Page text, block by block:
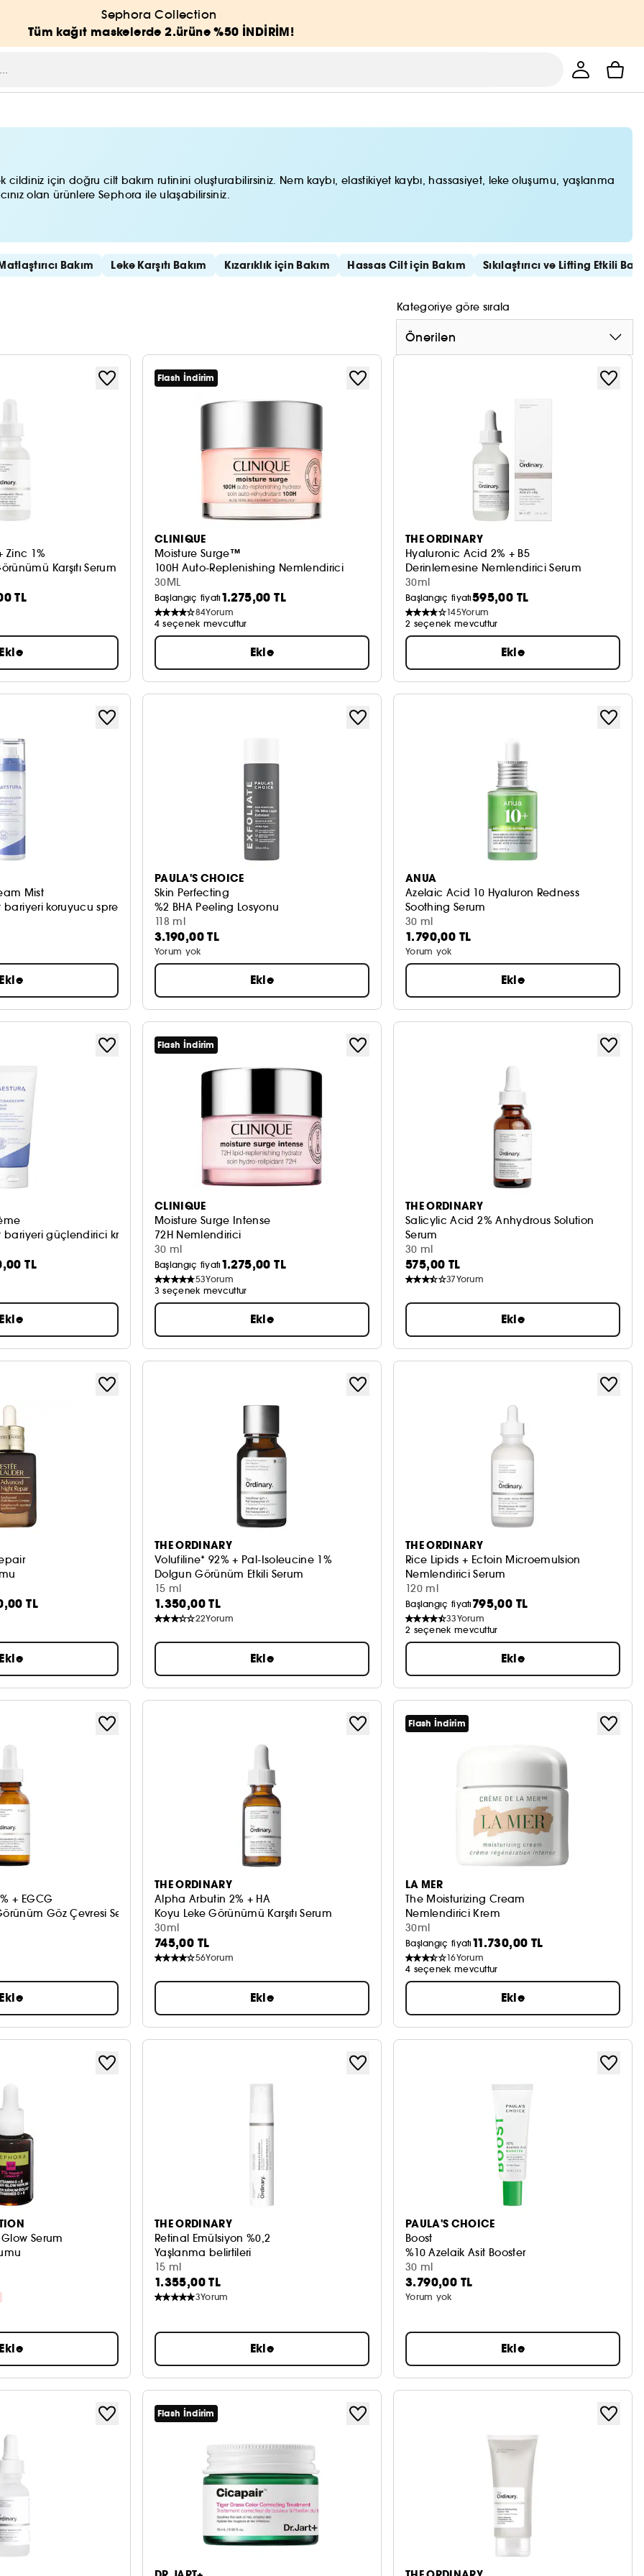
Sephora Collection
Tüm kağıt maskelerde 2.ürüne %50 İNDİRİM!
için doğru cilt bakım rutinini oluşturabilirsiniz. Nem kaybı, elastikiyet kaybı, hassasiyet, leke oluşumu, yaşlanma
olan ürünlere Sephora ile ulaşabilirsiniz.
Bakım Leke Karşıtı Bakım Kızarıklık için Bakım Hassas Cilt için Bakım Sıkılaştırıcı ve Lifting Etkili
Kategoriye göre sırala
Önerilen
Zinc 1%
Karşıtı Serum
TL
Ekle
Flash İndirim
CLINIQUE
Moisture Surge™
100H Auto-Replenishing Nemlendirici
30ML
Başlangıç fiyatı 1.275,00 TL
84Yorum
4 seçenek mevcuttur
Ekle
THE ORDINARY
Hyaluronic Acid 2% + B5
Derinlemesine Nemlendirici Serum
30ml
Başlangıç fiyatı595,00 TL
145Yorum
2 seçenek mevcuttur
Ekle
Mist
koruyucu sprey
Ekle
PAULA'S CHOICE
Skin Perfecting
%2 BHA Peeling Losyonu
118 ml
3.190,00 TL
Yorum yok
Ekle
ANUA
Azelaic Acid 10 Hyaluron Redness
Soothing Serum
Kusur Karşıtı Serum
30 ml
1.790,00 TL
Yorum yok
Ekle
güçlendirici krem
TL
Ekle
Flash İndirim
CLINIQUE
Moisture Surge Intense
72H Nemlendirici
30 ml
Başlangıç fiyatı 1.275,00 TL
53Yorum
3 seçenek mevcuttur
Ekle
THE ORDINARY
Salicylic Acid 2% Anhydrous Solution
Serum
30 ml
575,00 TL
37Yorum
Ekle
TL
Ekle
THE ORDINARY
Volufiline* 92% + Pal-Isoleucine 1%
Dolgun Görünüm Etkili Serum
15 ml
1.350,00 TL
22Yorum
Ekle
THE ORDINARY
Rice Lipids + Ectoin Microemulsion
Nemlendirici Serum
120 ml
Başlangıç fiyatı 795,00 TL
33Yorum
2 seçenek mevcuttur
Ekle
+ EGCG
Göz Çevresi Serumu
Ekle
THE ORDINARY
Alpha Arbutin 2% + HA
Koyu Leke Görünümü Karşıtı Serum
30ml
745,00 TL
56Yorum
Ekle
Flash İndirim
LA MER
The Moisturizing Cream
Nemlendirici Krem
30ml
Başlangıç fiyatı 11.730,00 TL
16Yorum
4 seçenek mevcuttur
Ekle
Serum
Ekle
THE ORDINARY
Retinal Emülsiyon %0,2
Yaşlanma belirtileri
15 ml
1.355,00 TL
3Yorum
Ekle
PAULA'S CHOICE
Boost
%10 Azelaik Asit Booster
30 ml
3.790,00 TL
Yorum yok
Ekle
Flash İndirim